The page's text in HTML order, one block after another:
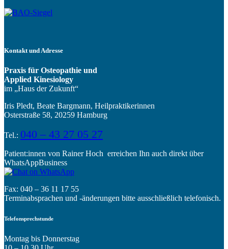
Kontakt und Adresse
Praxis für Osteopathie und
Applied Kinesiology
im „Haus der Zukunft“
Iris Pledt, Beate Bargmann, Heilpraktikerinnen
Osterstraße 58, 20259 Hamburg
Tel.: 040 – 43 27 05 27
Patient:innen von Rainer Hoch erreichen Ihn auch direkt über
WhatsAppBusiness
Fax: 040 – 36 11 17 55
Terminabsprachen und -änderungen bitte ausschließlich telefonisch.
Telefonsprechstunde
Montag bis Donnerstag